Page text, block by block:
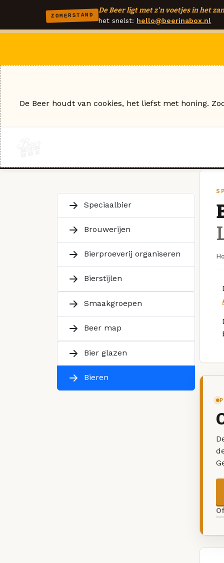
ZOMERSTAND
De Beer ligt met z'n voetjes in het
het snelst: hello@beerinabox.nl
Speciaalbier
Brouwerijen
Bierproeverij organiseren
Bierstijlen
Smaakgroepen
Beer map
Bier glazen
Bieren
De Beer houdt van cookies, het liefst met honing.